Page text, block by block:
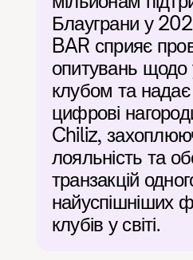
Блауграни у
BAR сприяє
опитувань щодо
клубом та надає
цифрові
Chiliz,
лояльність та
транзакцій
найуспішніших
клубів у світі.